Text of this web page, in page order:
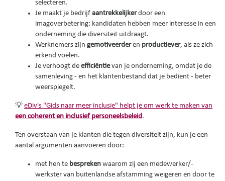
selecteren.
Je maakt je bedrijf aantrekkelijkerdoor een
imagoverbetering: kandidaten hebben meer interesse in een
onderneming die diversiteit uitdraagt.
Werknemers zijn gemotiveerderen productiever, als ze zich
erkend voelen.
Je verhoogt de efficiëntievan je onderneming, omdat je de
samenleving - en het klantenbestand dat je bedient - beter
weerspiegelt.
💡 eDiv's "Gids naar meer inclusie" helpt je om werk te maken van
een coherent en inclusief personeelsbeleid.
Ten overstaan van je klanten die tegen diversiteit zijn, kun je een
aantal argumenten aanvoeren door:
met hen te bespreken waarom zij een medewerker/-
werkster van buitenlandse afstamming weigeren en door te